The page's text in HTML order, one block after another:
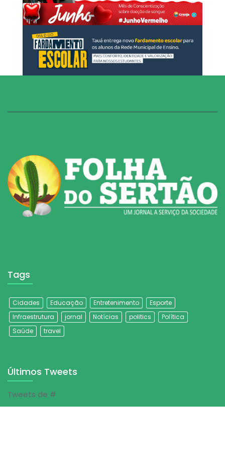
Tags
Cidades Educação Entretenimento
Esporte
Infraestrutura
jornal Notícias politics
Política
Saúde
travel
Últimos Tweets
Tweets de #